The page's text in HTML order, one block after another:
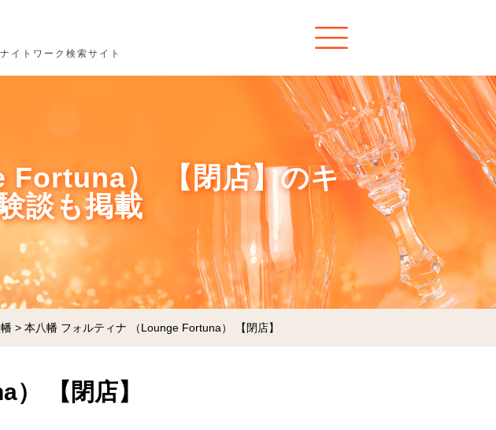
イトワーク検索サイト
Fortuna） 【閉店】のキ
談も掲載
> 本八幡 フォルティナ （Lounge Fortuna） 【閉店】
【閉店】